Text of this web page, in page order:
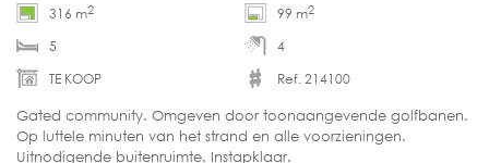
316 m2 99 m2
5
4
TE KOOP
Ref. 214100
Gated community. Omgeven door toonaangevende golfbanen.
Op luttele minuten van het strand en alle voorzieningen.
Uitnodigende buitenruimte. Instapklaar.